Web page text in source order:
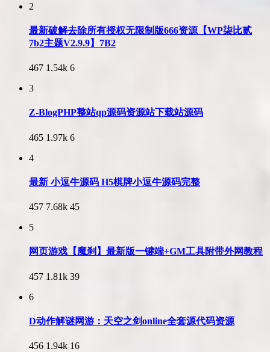
2
最新破解去除所有授权无限制版666资源【WP柒比贰
7b2主题V2.9.9】7B2
467 1.54k 6
3
Z-BlogPHP整站qp源码资源站下载站源码
465 1.97k 6
4
最新 小逗牛源码 H5棋牌小逗牛源码完整
457 7.68k 45
5
网页游戏【魔刹】最新版一键端+GM工具附带外网教程
457 1.81k 39
6
D动作解谜网游：天空之剑online全套源代码资源
456 1.94k 16